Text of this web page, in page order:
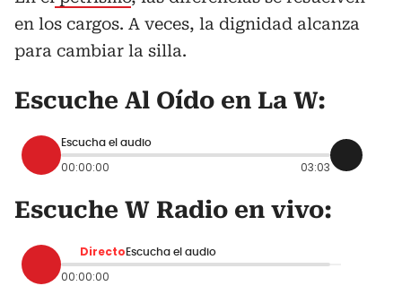
en los cargos. A veces, la dignidad alcanza
para cambiar la silla.
Escuche Al Oído en La W:
Escucha el audio
00:00:00 03:03
Escuche W Radio en vivo:
Directo Escucha el audio
00:00:00